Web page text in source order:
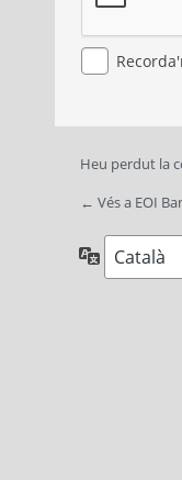
Heu perdut la
← Vés a EOI
Idioma